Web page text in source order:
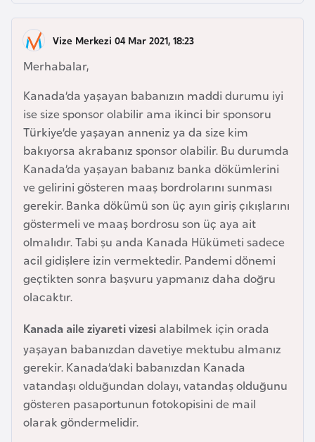
Vize Merkezi 04 Mar 2021, 18:23
Merhabalar,
Kanada’da yaşayan babanızın maddi durumu iyi
ise size sponsor olabilir ama ikinci bir sponsoru
Türkiye’de yaşayan anneniz ya da size kim
bakıyorsa akrabanız sponsor olabilir. Bu durumda
Kanada’da yaşayan babanız banka dökümlerini
ve gelirini gösteren maaş bordrolarını sunması
gerekir. Banka dökümü son üç ayın giriş çıkışlarını
göstermeli ve maaş bordrosu son üç aya ait
olmalıdır. Tabi şu anda Kanada Hükümeti sadece
acil gidişlere izin vermektedir. Pandemi dönemi
geçtikten sonra başvuru yapmanız daha doğru
olacaktır.
Kanada aile ziyareti vizesi alabilmek için orada
yaşayan babanızdan davetiye mektubu almanız
gerekir. Kanada’daki babanızdan Kanada
vatandaşı olduğundan dolayı, vatandaş olduğunu
gösteren pasaportunun fotokopisini de mail
olarak göndermelidir.
B
u
r
k
n
a
F
a
s
o
Ç
a
d
e
k
C
u
m
h